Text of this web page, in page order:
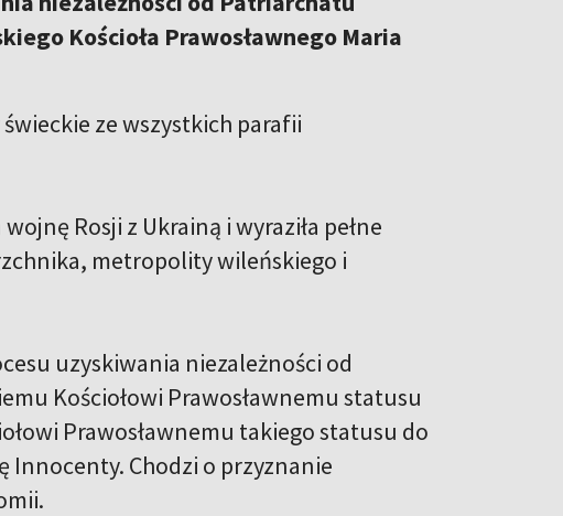
Kościoła Prawosławnego Maria
ze wszystkich parafii
Rosji z Ukrainą i wyraziła pełne
metropolity wileńskiego i
uzyskiwania niezależności od
Kościołowi Prawosławnemu statusu
Prawosławnemu takiego statusu do
Innocenty. Chodzi o przyznanie